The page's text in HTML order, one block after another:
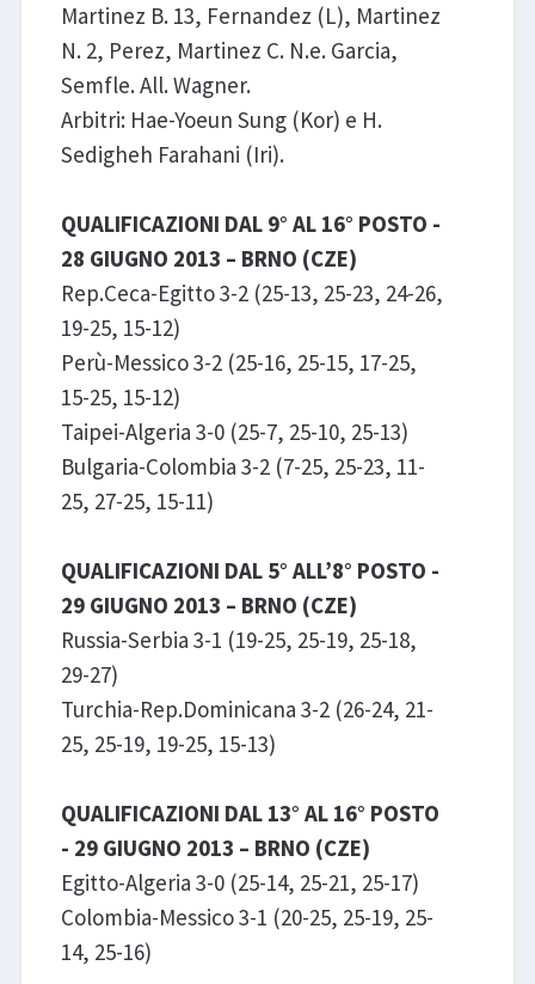
Martinez B. 13, Fernandez (L), Martinez
N. 2, Perez, Martinez C. N.e. Garcia,
Semfle. All. Wagner.
Arbitri: Hae-Yoeun Sung (Kor) e H.
Sedigheh Farahani (Iri).
QUALIFICAZIONI DAL 9° AL 16° POSTO -
28 GIUGNO 2013 – BRNO (CZE)
Rep.Ceca-Egitto 3-2 (25-13, 25-23, 24-26,
19-25, 15-12)
Perù-Messico 3-2 (25-16, 25-15, 17-25,
15-25, 15-12)
Taipei-Algeria 3-0 (25-7, 25-10, 25-13)
Bulgaria-Colombia 3-2 (7-25, 25-23, 11-
25, 27-25, 15-11)
QUALIFICAZIONI DAL 5° ALL’8° POSTO -
29 GIUGNO 2013 – BRNO (CZE)
Russia-Serbia 3-1 (19-25, 25-19, 25-18,
29-27)
Turchia-Rep.Dominicana 3-2 (26-24, 21-
25, 25-19, 19-25, 15-13)
QUALIFICAZIONI DAL 13° AL 16° POSTO
- 29 GIUGNO 2013 – BRNO (CZE)
Egitto-Algeria 3-0 (25-14, 25-21, 25-17)
Colombia-Messico 3-1 (20-25, 25-19, 25-
14, 25-16)